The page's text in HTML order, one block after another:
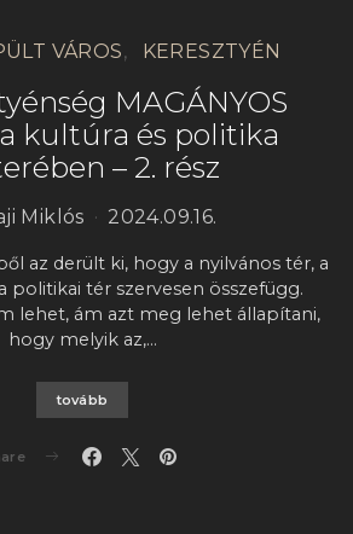
VÁROS KERESZTYÉN
MAGÁNYOS
a kultúra és politika
– 2. rész
Miklós 2024.09.16.
az derült ki, hogy a nyilvános tér, a
politikai tér szervesen összefügg.
lehet, ám azt meg lehet állapítani,
hogy melyik az,…
tovább